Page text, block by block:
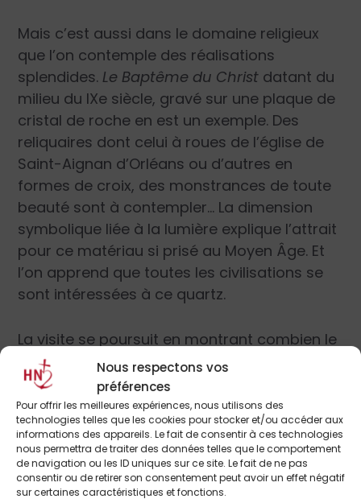
Nous respectons vos
préférences
Pour offrir les meilleures expériences, nous utilisons des
technologies telles que les cookies pour stocker et/ou accéder aux
informations des appareils. Le fait de consentir à ces technologies
nous permettra de traiter des données telles que le comportement
de navigation ou les ID uniques sur ce site. Le fait de ne pas
consentir ou de retirer son consentement peut avoir un effet négatif
sur certaines caractéristiques et fonctions.
Mais c’est aussi dans le domaine religieux
que l’on contemple des réalisations
splendides. Le Baptême du Christ datant du
milieu du IXe siècle, gravé sur une plaque de
cristal de roche en est un exemple. Des
reliquaires dont celui à roues de l’église de
Saint-Aignan d’Orléans ou d’autres en
formes de croix, des monstrances de toute
beauté sont à contempler… La dimension
symbolique liée à la lumière explique l’attrait
pour ce matériau si prisé au Moyen Âge. Et
l’on apprend que toutes les civilisations se
sont intéressées à ce quartz.
La visite se poursuit en montrant combien le
cristal de roche a eu un rôle tant dans le
domaine de l’optique que dans celui de
l’horlogerie… et a marqué l’imaginaire illustré
par lesSepts boules de cristalde Hergé ou
encore par des affiches de films d’Indiana
Jones.